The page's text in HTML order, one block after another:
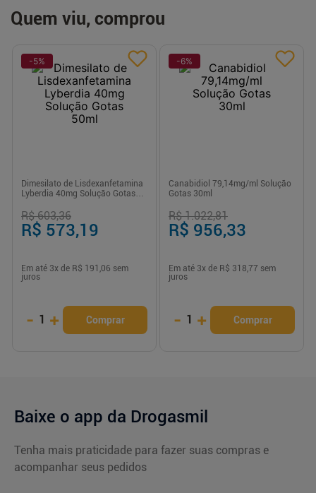
Quem viu, comprou
-5%
Dimesilato de Lisdexanfetamina
Lyberdia 40mg Solução Gotas
R$ 603,36
R$ 573,19
Em até 3x de R$ 191,06 sem
juros
- 1 + Comprar
-6%
Canabidiol 79,14mg/ml Solução
Gotas 30ml
R$ 1.022,81
R$ 956,33
Em até 3x de R$ 318,77 sem
juros
- 1 + Comprar
Baixe o app da Drogasmil
Tenha mais praticidade para fazer suas compras e
acompanhar seus pedidos